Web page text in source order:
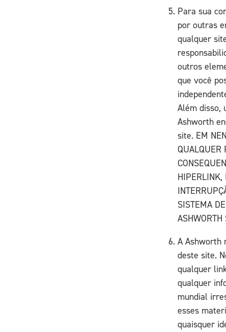
Para sua
por outras
qualquer
outros
que você
Além disso,
Ashworth
site. EM
QUALQUER
HIPERLINK,
SISTEMA
A Ashworth
deste site.
qualquer
qualquer
mundial
esses
quaisquer